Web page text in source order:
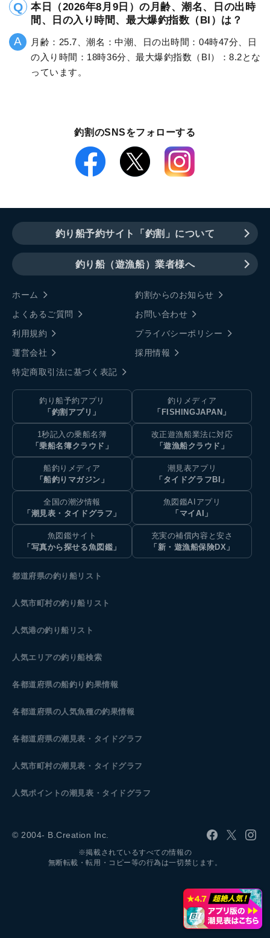
本日（2026年8月9日）の月齢、潮名、日の出時
間、日の入り時間、最大爆釣指数（BI）は？
月齢：25.7、潮名：中潮、日の出時間：04時47分、日
の入り時間：18時36分、最大爆釣指数（BI）：8.2とな
っています。
釣割のSNSをフォローする
釣り船予約サイト「釣割」について
釣り船（遊漁船）業者様へ
ホーム
釣割からのお知らせ
よくあるご質問
お問い合わせ
利用規約
プライバシーポリシー
運営会社
採用情報
特定商取引法に基づく表記
釣り船予約アプリ
「釣割アプリ」
釣りメディア
「FISHINGJAPAN」
1秒記入の乗船名簿
「乗船名簿クラウド」
改正遊漁船業法に対応
「遊漁船クラウド」
船釣りメディア
「船釣りマガジン」
潮見表アプリ
「タイドグラフBI」
全国の潮汐情報
「潮見表・タイドグラフ」
魚図鑑AIアプリ
「マイAI」
魚図鑑サイト
「写真から探せる魚図鑑」
充実の補償内容と安さ
「新・遊漁船保険DX」
都道府県の釣り船リスト
人気市町村の釣り船リスト
人気港の釣り船リスト
人気エリアの釣り船検索
各都道府県の船釣り釣果情報
各都道府県の人気魚種の釣果情報
各都道府県の潮見表 ・タイドグラフ
人気市町村の潮見表・タイドグラフ
人気ポイントの潮見表・タイドグラフ
© 2004- B.Creation Inc.
※掲載されているすべての情報の
無断転載・転用・コピー等の行為は一切禁じます。